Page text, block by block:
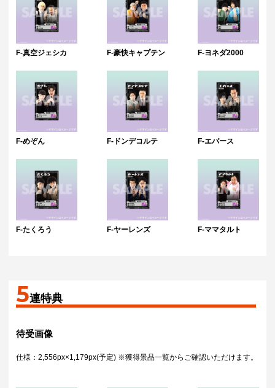
F-真空ジェシカ F-豪快キャプテン F-ヨネダ2000
F-めぞん F-ドンデコルテ F-エバース
F-たくろう F-ヤーレンズ F-ママタルト
5連特典
待受画像
仕様：2,556px×1,179px(予定) ※獲得景品一覧からご確認いただけます。